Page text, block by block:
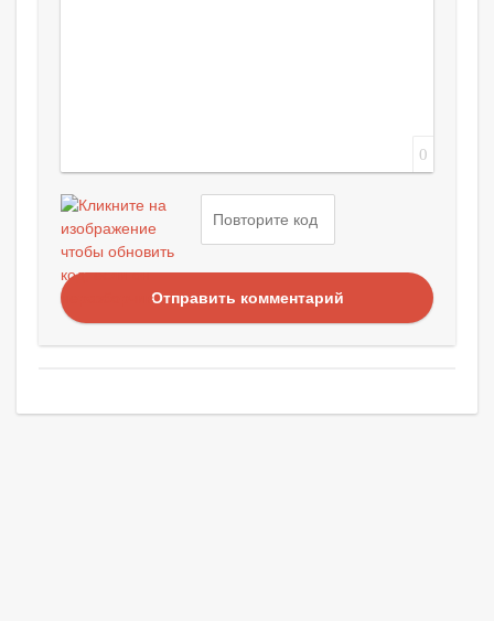
0
Отправить комментарий